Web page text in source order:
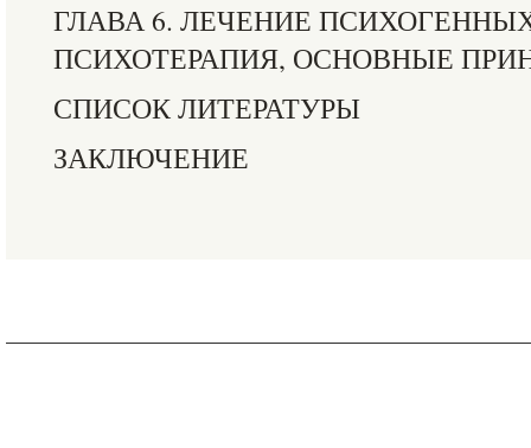
ГЛАВА 6. ЛЕЧЕНИЕ
ПСИХОТЕРАПИЯ, ОСНОВНЫЕ
СПИСОК ЛИТЕРАТУРЫ
ЗАКЛЮЧЕНИЕ